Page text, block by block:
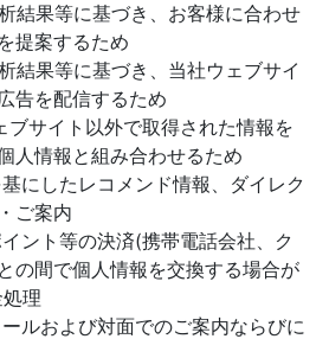
等に基づき、お客様に合わせ
提案するため
等に基づき、当社ウェブサイ
告を配信するため
イト以外で取得された情報を
人情報と組み合わせるため
したレコメンド情報、ダイレク
ご案内
ト等の決済(携帯電話会社、ク
の間で個人情報を交換する場合が
理
および対面でのご案内ならびに